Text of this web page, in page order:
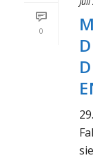
0